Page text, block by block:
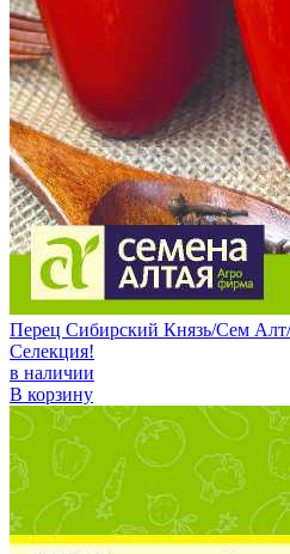
Перец Сибирский Князь/Сем
Селекция!
в наличии
В корзину